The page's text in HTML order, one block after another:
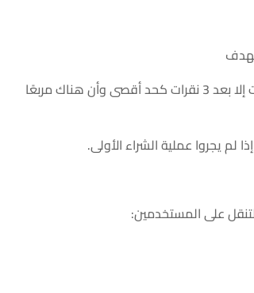
تأكد أيضًا من أنه لا يمكن للزوار الوصول إلى طلبات المنتجات والمدفوعات إلا بعد 3 نقرات كحد أقصى وأن هناك مربعًا
لم يجروا عملية الشراء الأولى.
على المستخدمين: